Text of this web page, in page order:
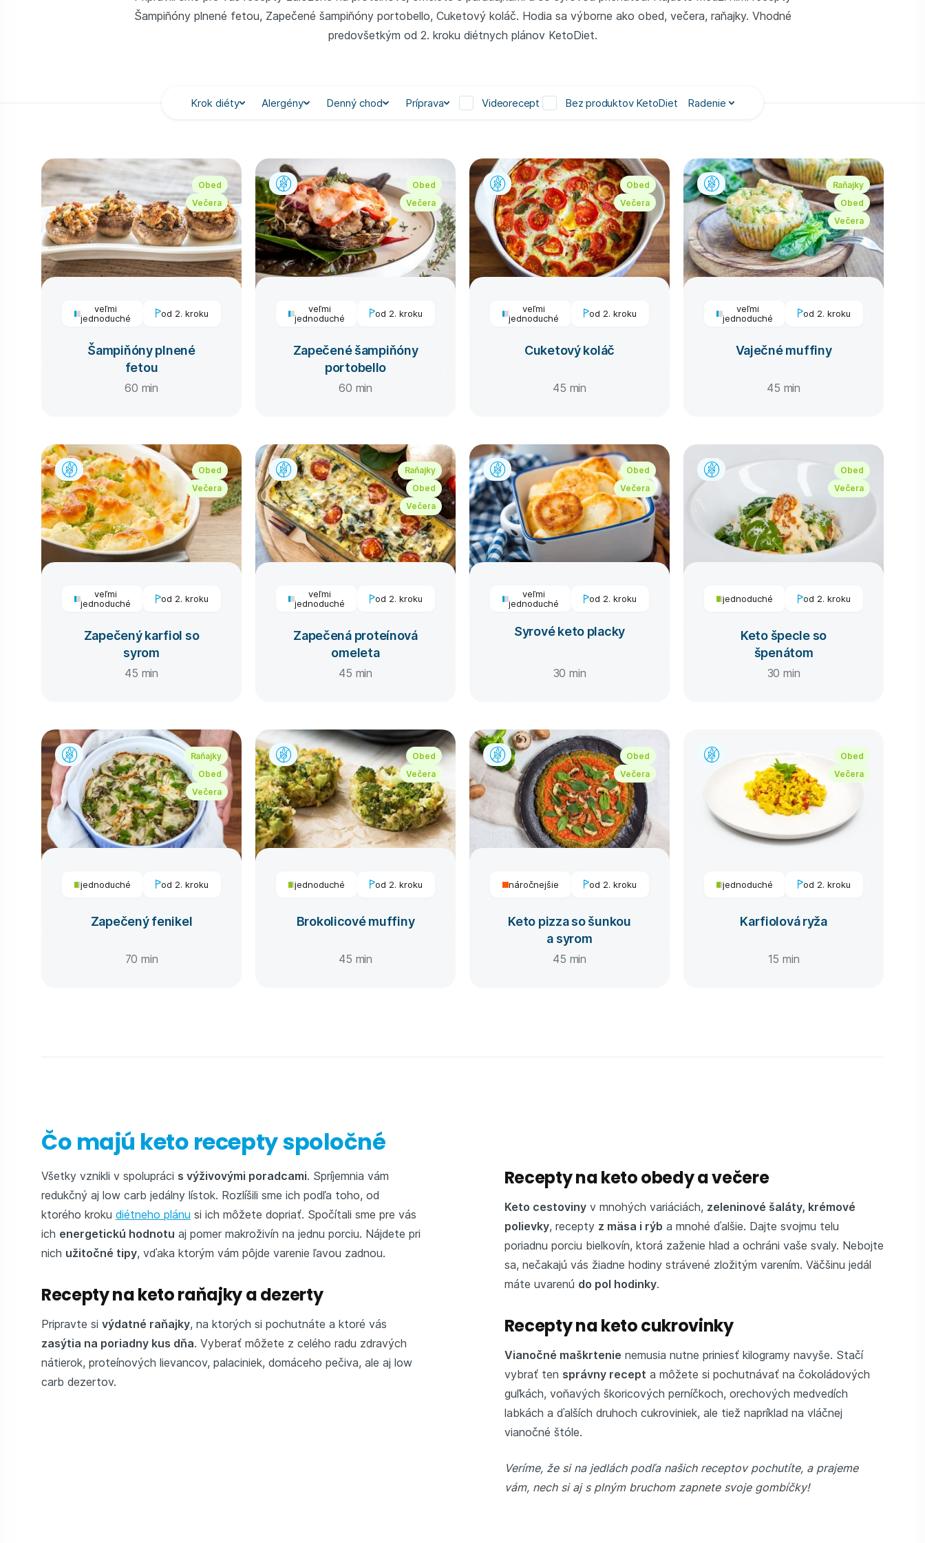
Šampiňóny plnené fetou, Zapečené šampiňóny portobello, Cuketový koláč. Hodia sa výborne ako obed, večera, raňajky. Vhodné
predovšetkým od 2. kroku diétnych plánov KetoDiet.
Krok diéty Alergény Denný chod Príprava Videorecept Bez produktov KetoDiet Radenie
Obed
Večera
veľmi
jednoduché
od 2. kroku
Šampiňóny plnené
fetou
60 min
Obed
Večera
veľmi
jednoduché
od 2. kroku
Zapečené šampiňóny
portobello
60 min
Obed
Večera
veľmi
jednoduché
od 2. kroku
Cuketový koláč
45 min
Raňajky
Obed
Večera
veľmi
jednoduché
od 2. kroku
Vaječné muffiny
45 min
Obed
Večera
veľmi
jednoduché
od 2. kroku
Zapečený karfiol so
syrom
45 min
Raňajky
Obed
Večera
veľmi
jednoduché
od 2. kroku
Zapečená proteínová
omeleta
45 min
Obed
Večera
veľmi
jednoduché
od 2. kroku
Syrové keto placky
30 min
Obed
Večera
jednoduché od 2. kroku
Keto špecle so
špenátom
30 min
Raňajky
Obed
Večera
jednoduché od 2. kroku
Zapečený fenikel
70 min
Obed
Večera
jednoduché od 2. kroku
Brokolicové muffiny
45 min
Obed
Večera
náročnejšie od 2. kroku
Keto pizza so šunkou
a syrom
45 min
Obed
Večera
jednoduché od 2. kroku
Karfiolová ryža
15 min
Čo majú keto recepty spoločné
Všetky vznikli v spolupráci s výživovými poradcami. Spríjemnia vám
redukčný aj low carb jedálny lístok. Rozlíšili sme ich podľa toho, od
ktorého kroku diétneho plánu si ich môžete dopriať. Spočítali sme pre vás
ich energetickú hodnotu aj pomer makroživín na jednu porciu. Nájdete pri
nich užitočné tipy, vďaka ktorým vám pôjde varenie ľavou zadnou.
Recepty na keto raňajky a dezerty
Pripravte si výdatné raňajky, na ktorých si pochutnáte a ktoré vás
zasýtia na poriadny kus dňa. Vyberať môžete z celého radu zdravých
nátierok, proteínových lievancov, palaciniek, domáceho pečiva, ale aj low
carb dezertov.
Recepty na keto obedy a večere
Keto cestovinyv mnohých variáciách, zeleninové šaláty, krémové
polievky, recepty z mäsa i rýb a mnohé ďalšie. Dajte svojmu telu
poriadnu porciu bielkovín, ktorá zaženie hlad a ochráni vaše svaly. Nebojte
sa, nečakajú vás žiadne hodiny strávené zložitým varením. Väčšinu jedál
máte uvarenú do pol hodinky.
Recepty na keto cukrovinky
Vianočné maškrtenie nemusia nutne priniesť kilogramy navyše. Stačí
vybrať ten správny recept a môžete si pochutnávať na čokoládových
guľkách, voňavých škoricových perníčkoch, orechových medvedích
labkách a ďalších druhoch cukroviniek, ale tiež napríklad na vláčnej
vianočné štóle.
Veríme, že si na jedlách podľa našich receptov pochutíte, a prajeme
vám, nech si aj s plným bruchom zapnete svoje gombíčky!